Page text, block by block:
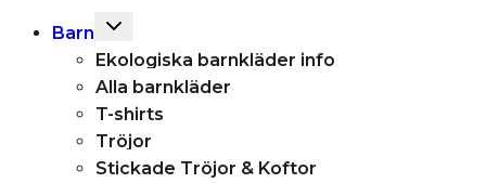
Barn
Toggle
menu
Ekologiska barnkläder info
Alla barnkläder
T-shirts
Tröjor
Stickade Tröjor & Koftor